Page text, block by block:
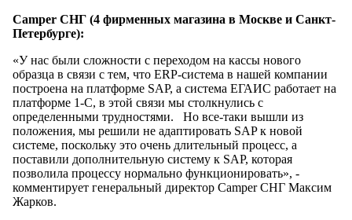
Camper СНГ (4 фирменных магазина в Москве и Санкт-
Петербурге):
«У нас были сложности с переходом на кассы нового
образца в связи с тем, что ERP-система в нашей компании
построена на платформе SAP, а система ЕГАИС работает на
платформе 1-С, в этой связи мы столкнулись с
определенными трудностями. Но все-таки вышли из
положения, мы решили не адаптировать SAP к новой
системе, поскольку это очень длительный процесс, а
поставили дополнительную систему к SAP, которая
позволила процессу нормально функционировать», -
комментирует генеральный директор Camper СНГ Максим
Жарков.